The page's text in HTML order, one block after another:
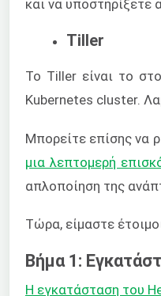
και να υποστηρίξετε
Tiller
Το Tiller είναι το
Kubernetes cluster.
Μπορείτε επίσης να
μια λεπτομερή
απλοποίηση της
Τώρα, είμαστε
Βήμα 1:
Η εγκατάσταση του